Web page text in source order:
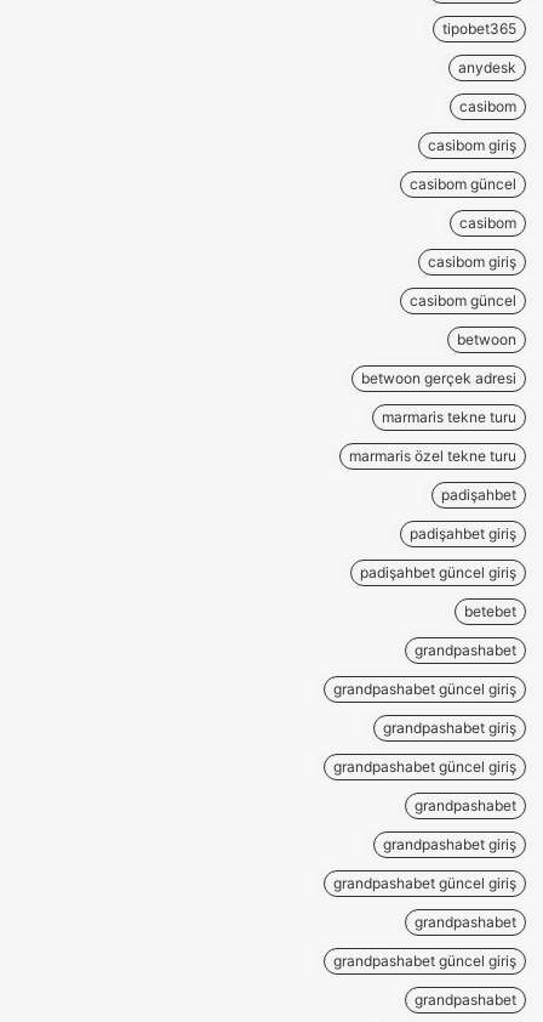
tipobet365
anydesk
casibom
casibom giriş
casibom güncel
casibom
casibom giriş
casibom güncel
betwoon
betwoon gerçek adresi
marmaris tekne turu
marmaris özel tekne turu
padişahbet
padişahbet giriş
padişahbet güncel giriş
betebet
grandpashabet
grandpashabet güncel giriş
grandpashabet giriş
grandpashabet güncel giriş
grandpashabet
grandpashabet giriş
grandpashabet güncel giriş
grandpashabet
grandpashabet güncel giriş
grandpashabet